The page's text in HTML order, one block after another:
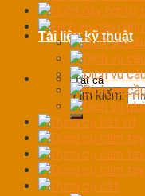
Tài liệu kỹ thuật
Tìm kiếm:
Cuộn dây hơi tự
Dịch vụ cầu
Dịch vụ
Dịch vụ
Dịch vụ
Dịch vụ
Dịch vụ
Dụng cụ bắt vít
Dụng cụ cầm tay
Dụng cụ cầm
Dụng cụ cầm
Dụng cụ cắt